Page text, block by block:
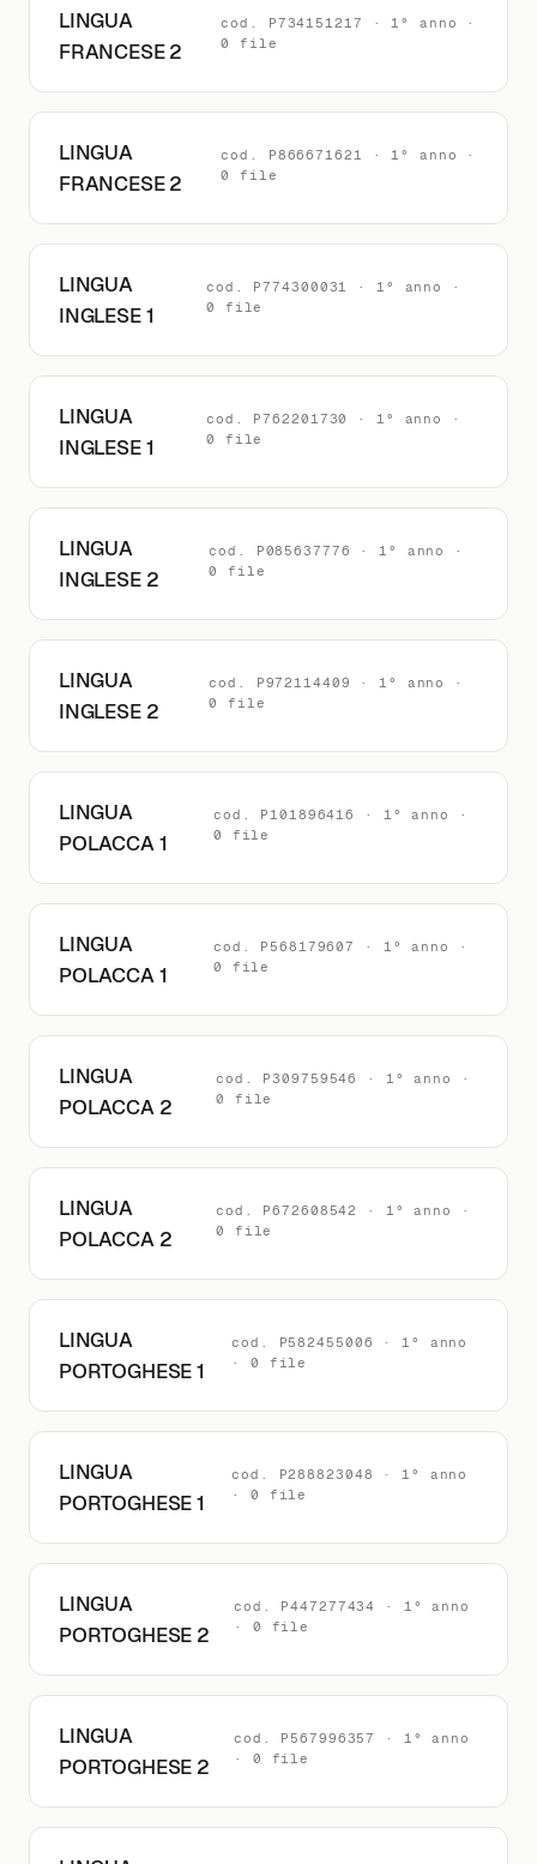
LINGUA
FRANCESE 2
cod. P734151217 · 1° anno ·
0 file
LINGUA
FRANCESE 2
cod. P866671621 · 1° anno ·
0 file
LINGUA
INGLESE 1
cod. P774300031 · 1° anno ·
0 file
LINGUA
INGLESE 1
cod. P762201730 · 1° anno ·
0 file
LINGUA
INGLESE 2
cod. P085637776 · 1° anno ·
0 file
LINGUA
INGLESE 2
cod. P972114409 · 1° anno ·
0 file
LINGUA
POLACCA 1
cod. P101896416 · 1° anno ·
0 file
LINGUA
POLACCA 1
cod. P568179607 · 1° anno ·
0 file
LINGUA
POLACCA 2
cod. P309759546 · 1° anno ·
0 file
LINGUA
POLACCA 2
cod. P672608542 · 1° anno ·
0 file
LINGUA
PORTOGHESE 1
cod. P582455006 · 1° anno
· 0 file
LINGUA
PORTOGHESE 1
cod. P288823048 · 1° anno
· 0 file
LINGUA
PORTOGHESE 2
cod. P447277434 · 1° anno
· 0 file
LINGUA
PORTOGHESE 2
cod. P567996357 · 1° anno
· 0 file